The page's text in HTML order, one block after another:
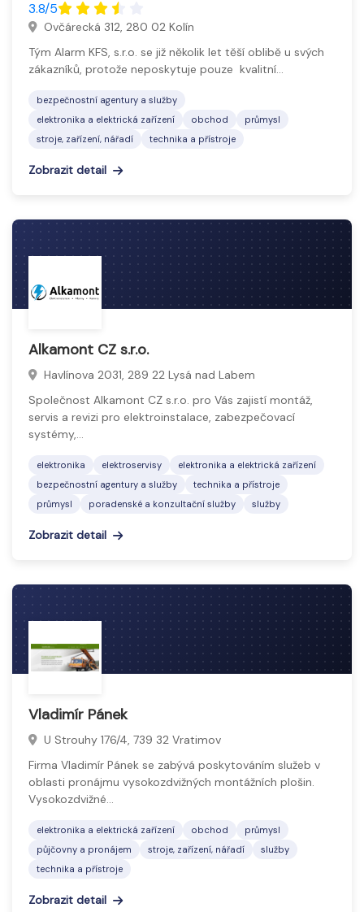
3.8/5
Ovčárecká 312, 280 02 Kolín
Tým Alarm KFS, s.r.o. se již několik let těší oblibě u svých
zákazníků, protože neposkytuje pouze kvalitní…
bezpečnostní agentury a služby
elektronika a elektrická zařízení
obchod
průmysl
stroje, zařízení, nářadí
technika a přístroje
Zobrazit detail
Alkamont CZ s.r.o.
Havlínova 2031, 289 22 Lysá nad Labem
Společnost Alkamont CZ s.r.o. pro Vás zajistí montáž,
servis a revizi pro elektroinstalace, zabezpečovací
systémy,…
elektronika elektroservisy
elektronika a elektrická zařízení
bezpečnostní agentury a služby
technika a přístroje
průmysl
poradenské a konzultační služby služby
Zobrazit detail
Vladimír Pánek
U Strouhy 176/4, 739 32 Vratimov
Firma Vladimír Pánek se zabývá poskytováním služeb v
oblasti pronájmu vysokozdvižných montážních plošin.
Vysokozdvižné…
elektronika a elektrická zařízení obchod
průmysl
půjčovny a pronájem
stroje, zařízení, nářadí
služby
technika a přístroje
Zobrazit detail